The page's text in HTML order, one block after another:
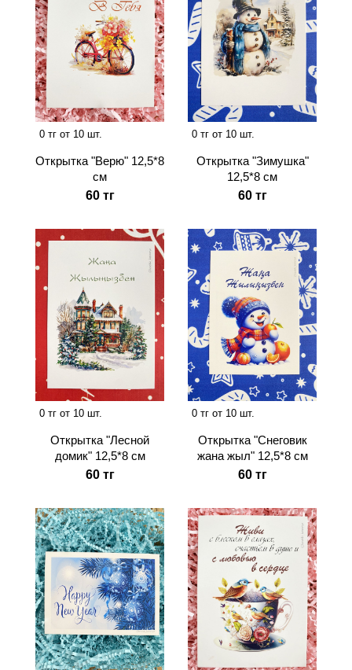
0 тг от 10 шт.
Открытка "Верю" 12,5*8
см
60 тг
0 тг от 10 шт.
Открытка "Зимушка"
12,5*8 см
60 тг
0 тг от 10 шт.
Открытка "Лесной
домик" 12,5*8 см
60 тг
0 тг от 10 шт.
Открытка "Снеговик
жана жыл" 12,5*8 см
60 тг